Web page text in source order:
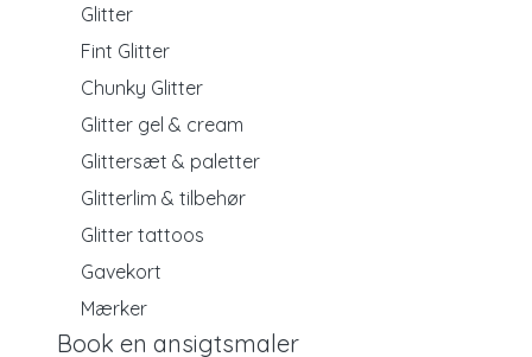
Glitter
Fint Glitter
Chunky Glitter
Glitter gel & cream
Glittersæt & paletter
Glitterlim & tilbehør
Glitter tattoos
Gavekort
Mærker
Book en ansigtsmaler